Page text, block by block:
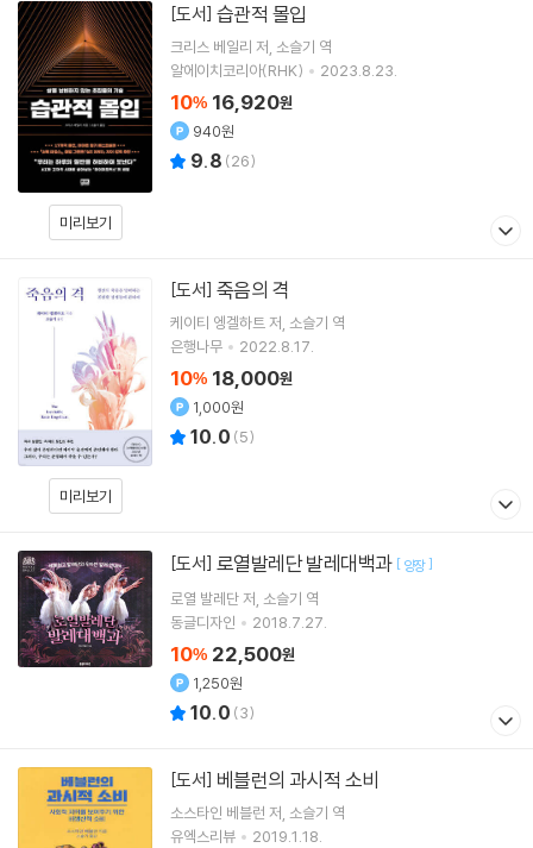
미리보기
[도서] 습관적 몰입
크리스 베일리 저 소슬기 역
알에이치코리아(RHK)
2023.8.23.
10% 16,920원
940원
9.8 (26)
미리보기
[도서] 죽음의 격
케이티 엥겔하트 저 소슬기 역
은행나무
2022.8.17.
10% 18,000원
1,000원
10.0 (5)
[도서] 로열발레단 발레대백과 [ 양장]
로열 발레단저 소슬기 역
동글디자인
2018.7.27.
10% 22,500원
1,250원
10.0 (3)
[도서] 베블런의 과시적 소비
소스타인 베블런 저 소슬기 역
유엑스리뷰
2019.1.18.